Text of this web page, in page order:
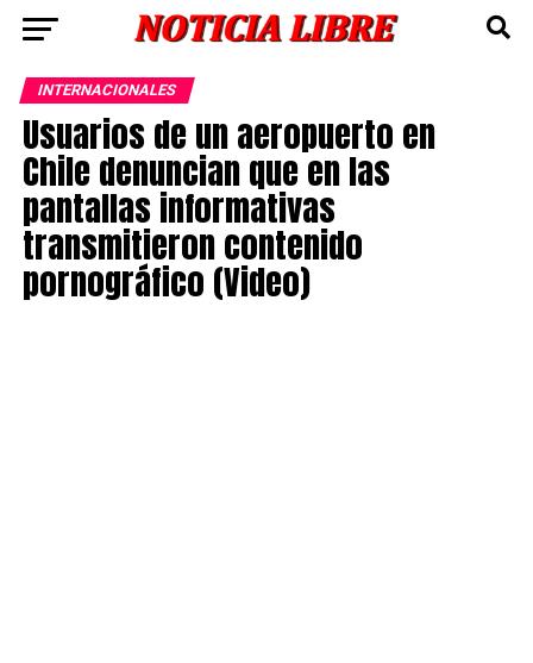
INTERNACIONALES
Usuarios de un aeropuerto en
Chile denuncian que en las
pantallas informativas
transmitieron contenido
pornográfico (Video)